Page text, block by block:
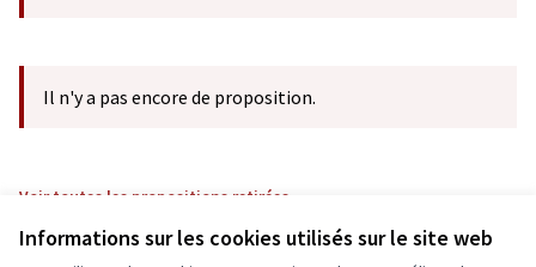
Informations sur les cookies utilisés sur le site web
Il n'y a pas encore de proposition.
Voir toutes les propositions retirées